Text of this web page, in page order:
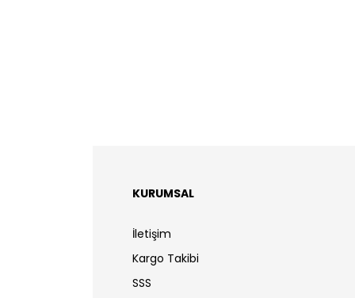
KURUMSAL
İletişim
Kargo Takibi
SSS